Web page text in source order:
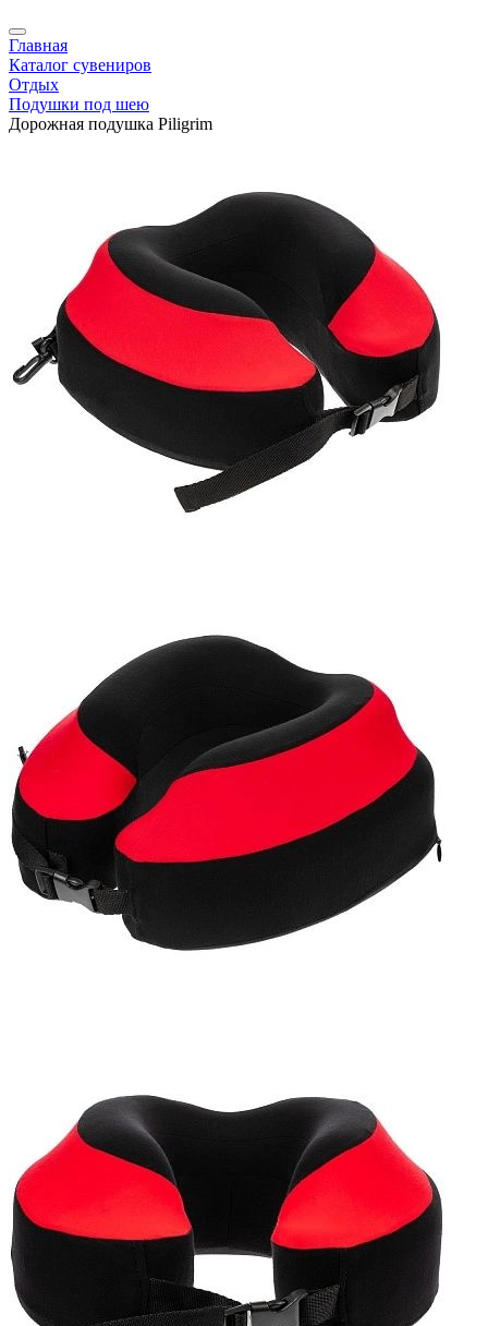
Главная
Каталог сувениров
Отдых
Подушки под шею
Дорожная подушка Piligrim